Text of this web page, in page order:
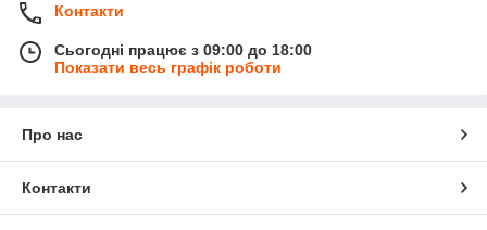
Контакти
Сьогодні працює з 09:00 до 18:00
Показати весь графік роботи
Про нас
Контакти